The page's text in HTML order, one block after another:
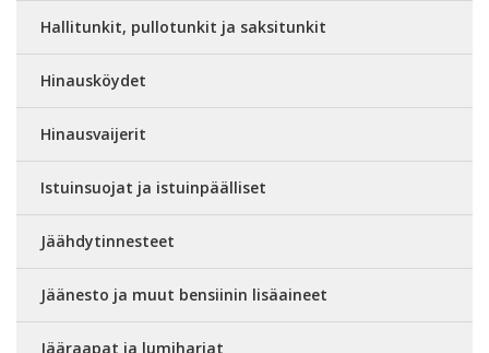
Hallitunkit, pullotunkit ja saksitunkit
Hinausköydet
Hinausvaijerit
Istuinsuojat ja istuinpäälliset
Jäähdytinnesteet
Jäänesto ja muut bensiinin lisäaineet
Jääraapat ja lumiharjat